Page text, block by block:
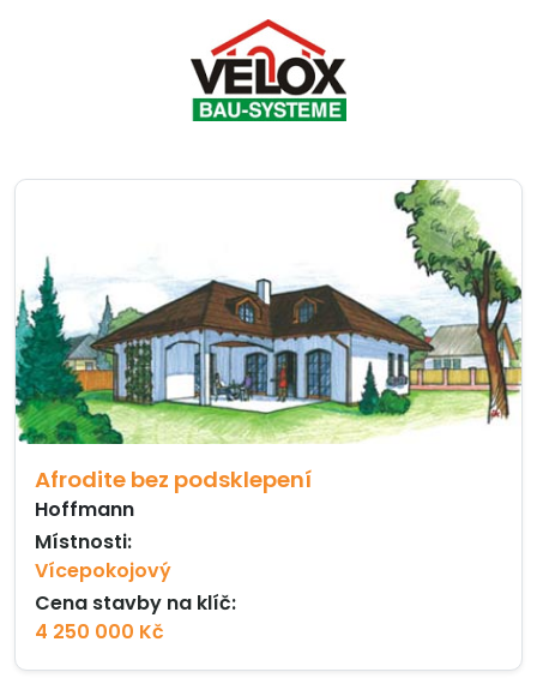
Afrodite bez podsklepení
Hoffmann
Místnosti:
Vícepokojový
Cena stavby na klíč:
4 250 000 Kč